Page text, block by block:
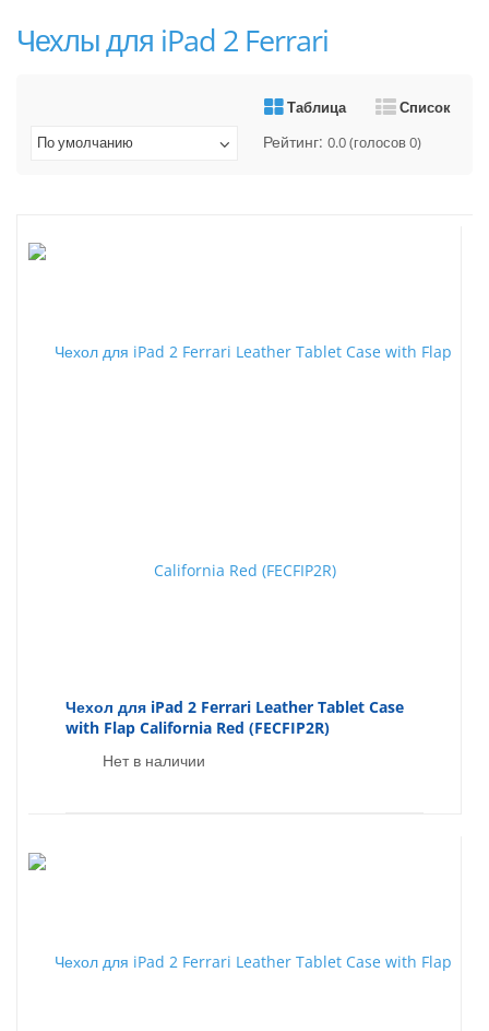
Чехлы для iPad 2 Ferrari
Таблица
Список
По умолчанию
Рейтинг: 0.0(голосов0)
Чехол для iPad 2 Ferrari Leather Tablet Case
with Flap California Red (FECFIP2R)
Нет в наличии